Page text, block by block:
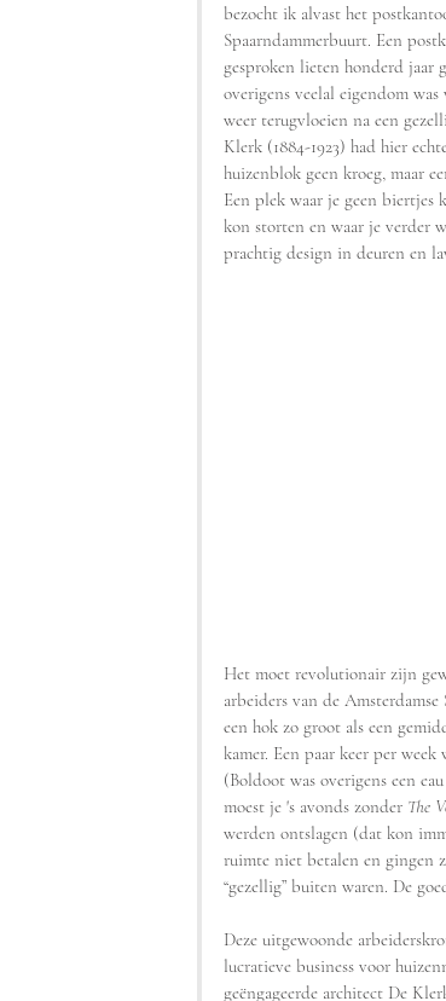
bezocht ik alvast het
Spaarndammerbuurt. Een
gesproken lieten honderd jaar
overigens veelal eigendom
weer terugvloeien na een
Klerk (1884-1923) had hier
huizenblok geen kroeg, maar
Een plek waar je geen biertjes
kon storten en waar je verder
prachtig design in deuren en
Het moet revolutionair zijn
arbeiders van de
een hok zo groot als een
kamer. Een paar keer per
(Boldoot was overigens een
moest je 's avonds zonder The
werden ontslagen (dat kon
ruimte niet betalen en gingen
“gezellig” buiten waren. De
Deze uitgewoonde
lucratieve business voor
geëngageerde architect De